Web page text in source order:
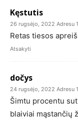
Kęstutis
26 rugsėjo, 2022 Adresu
Retas tiesos
Atsakyti
dočys
24 rugsėjo, 2022 Adresu
Šimtu procentu
blaiviai mąstančių